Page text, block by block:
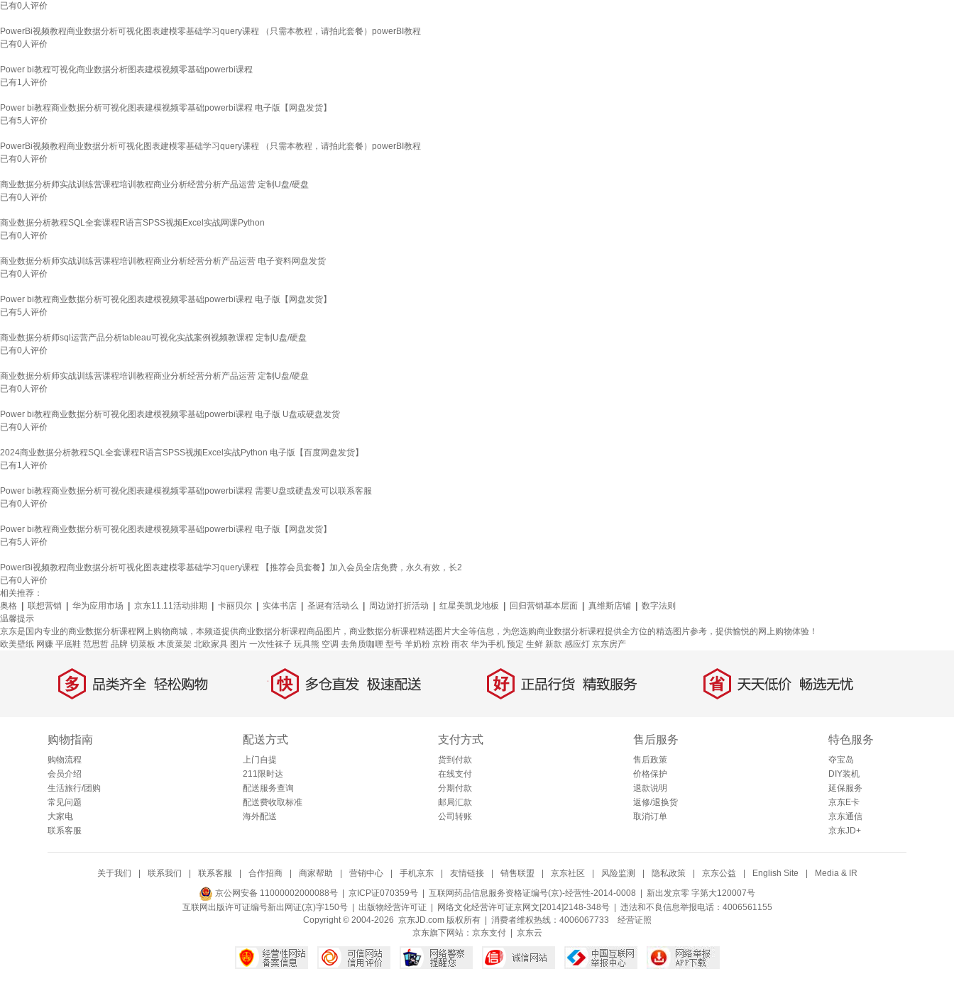
已有0人评价
PowerBi视频教程商业数据分析可视化图表建模零基础学习query课程 （只需本教程，请拍此套餐）powerBI教程
已有0人评价
Power bi教程可视化商业数据分析图表建模视频零基础powerbi课程
已有1 人评价
Power bi教程商业数据分析可视化图表建模视频零基础powerbi课程 电子版【网盘发货】
已有5 人评价
PowerBi视频教程商业数据分析可视化图表建模零基础学习query课程 （只需本教程，请拍此套餐）powerBI教程
已有0人评价
商业数据分析师实战训练营课程培训教程商业分析经营分析产品运营 定制U盘/硬盘
已有0人评价
商业数据分析教程SQL全套课程R语言SPSS视频Excel实战网课Python
已有0人评价
商业数据分析师实战训练营课程培训教程商业分析经营分析产品运营 电子资料网盘发货
已有0人评价
Power bi教程商业数据分析可视化图表建模视频零基础powerbi课程 电子版【网盘发货】
已有5 人评价
商业数据分析师sql运营产品分析tableau可视化实战案例视频教课程 定制U盘/硬盘
已有0人评价
商业数据分析师实战训练营课程培训教程商业分析经营分析产品运营 定制U盘/硬盘
已有0人评价
Power bi教程商业数据分析可视化图表建模视频零基础powerbi课程 电子版 U盘或硬盘发货
已有0人评价
2024商业数据分析教程SQL全套课程R语言SPSS视频Excel实战Python 电子版【百度网盘发货】
已有1 人评价
Power bi教程商业数据分析可视化图表建模视频零基础powerbi课程 需要U盘或硬盘发可以联系客服
已有0人评价
Power bi教程商业数据分析可视化图表建模视频零基础powerbi课程 电子版【网盘发货】
已有5 人评价
PowerBi视频教程商业数据分析可视化图表建模零基础学习query课程 【推荐会员套餐】加入会员全店免费，永久有效，长2
已有0人评价
相关推荐：
奥格
联想营销 华为应用市场 京东11.11活动排期 卡丽贝尔 实体书店 圣诞有活动么 周边游打折活动 红星美凯龙地板 回归营销基本层面 真维斯店铺
数字法则
温馨提示
京东是国内专业的商业数据分析课程网上购物商城，本频道提供商业数据分析课程商品图片，商业数据分析课程精选图片大全等信息，为您选购商业数据分析课程提供全方位的精选图片参考，提供愉悦的网上购物体验！
欧美壁纸 网赚 平底鞋 范思哲 品牌 切菜板 木质菜架 北欧家具 图片 一次性袜子 玩具熊 空调 去角质咖喱 型号 羊奶粉 京粉 雨衣 华为手机 预定 生鲜 新款 感应灯 京东房产
多 品类齐全，轻松购物 快 多仓直发，极速配送 好 正品行货，精致服务 省 天天低价，畅选无忧
购物指南
购物流程
会员介绍
生活旅行/团购
常见问题
大家电
联系客服
配送方式
上门自提
211限时达
配送服务查询
配送费收取标准
海外配送
支付方式
货到付款
在线支付
分期付款
邮局汇款
公司转账
售后服务
售后政策
价格保护
退款说明
返修/退换货
取消订单
特色服务
夺宝岛
DIY装机
延保服务
京东E卡
京东通信
京东JD+
关于我们 联系我们 联系客服 合作招商 商家帮助 营销中心 手机京东 友情链接 销售联盟 京东社区 风险监测 隐私政策 京东公益 English Site Media & IR
京公网安备 11000002000088号 | 京ICP证070359号 | 互联网药品信息服务资格证编号(京)-经营性-2014-0008 | 新出发京零 字第大120007号
互联网出版许可证编号新出网证(京)字150号 | 出版物经营许可证| 网络文化经营许可证京网文[2014]2148-348号| 违法和不良信息举报电话：4006561155
Copyright © 2004-2026 京东JD.com 版权所有 | 消费者维权热线：4006067733 经营证照
京东旗下网站： 京东支付| 京东云